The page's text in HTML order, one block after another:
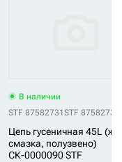
HSTF 175-32-00114HSTF 175-
В наличии
STF 87582731 STF 87582739
Цепь гусеничная 45L
смазка, полузвено)
СК-0000090 STF